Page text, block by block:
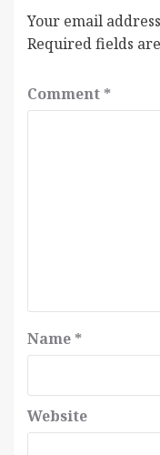
Your email
Required fields
Comment *
Name *
Website